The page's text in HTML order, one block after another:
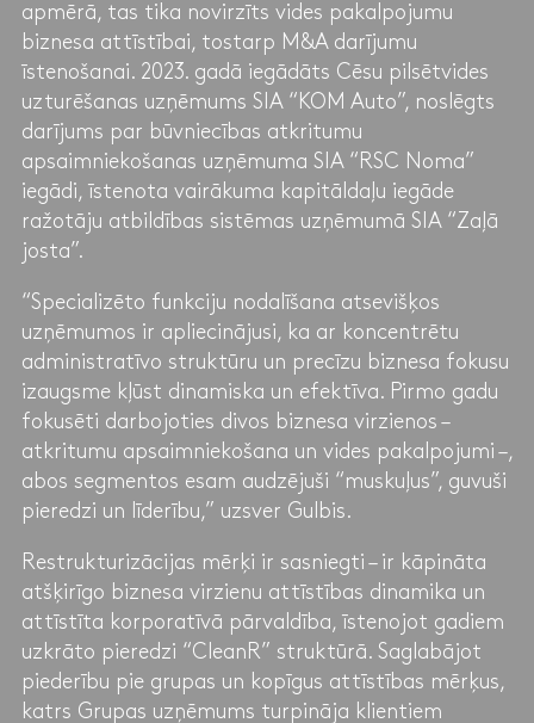
apmērā, tas tika novirzīts vides pakalpojumu
biznesa attīstībai, tostarp M&A darījumu
īstenošanai. 2023. gadā iegādāts Cēsu pilsētvides
uzturēšanas uzņēmums SIA “KOM Auto”, noslēgts
darījums par būvniecības atkritumu
apsaimniekošanas uzņēmuma SIA “RSC Noma”
iegādi, īstenota vairākuma kapitāldaļu iegāde
ražotāju atbildības sistēmas uzņēmumā SIA “Zaļā
josta”.
“Specializēto funkciju nodalīšana atsevišķos
uzņēmumos ir apliecinājusi, ka ar koncentrētu
administratīvo struktūru un precīzu biznesa fokusu
izaugsme kļūst dinamiska un efektīva. Pirmo gadu
fokusēti darbojoties divos biznesa virzienos –
atkritumu apsaimniekošana un vides pakalpojumi –,
abos segmentos esam audzējuši “muskuļus”, guvuši
pieredzi un līderību,” uzsver Gulbis.
Restrukturizācijas mērķi ir sasniegti – ir kāpināta
atšķirīgo biznesa virzienu attīstības dinamika un
attīstīta korporatīvā pārvaldība, īstenojot gadiem
uzkrāto pieredzi “CleanR” struktūrā. Saglabājot
piederību pie grupas un kopīgus attīstības mērķus,
katrs Grupas uzņēmums turpināja klientiem